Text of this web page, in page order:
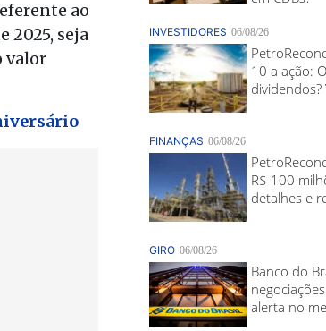
ao
2025, seja
valor